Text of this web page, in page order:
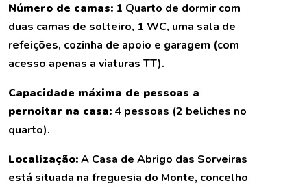
Número de camas: 1 Quarto de dormir com
duas camas de solteiro, 1 WC, uma sala de
refeições, cozinha de apoio e garagem (com
acesso apenas a viaturas TT).
Capacidade máxima de pessoas a
pernoitar na casa: 4 pessoas (2 beliches no
quarto).
Localização:A Casa de Abrigo das Sorveiras
está situada na freguesia do Monte, concelho